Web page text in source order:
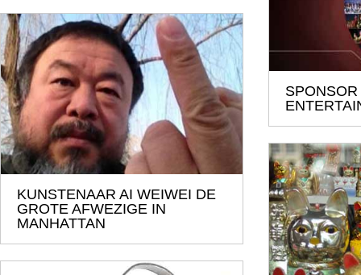
KUNSTENAAR AI WEIWEI DE
GROTE AFWEZIGE IN
MANHATTAN